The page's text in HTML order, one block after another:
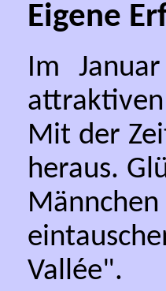
Eigene
Im
Mit der
heraus.
Vallée".